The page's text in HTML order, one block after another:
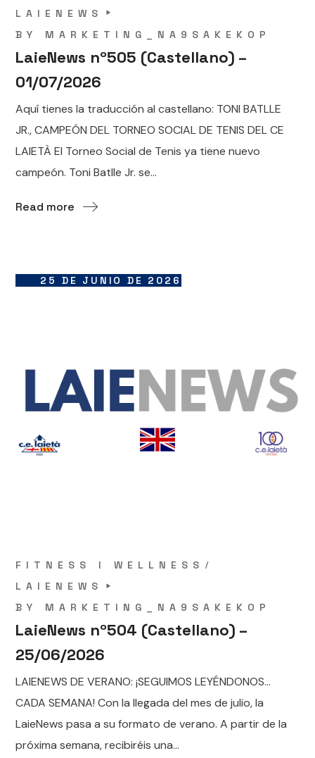
LAIENEWS
BY MARKETING_NA9SAKEKOP
LaieNews nº505 (Castellano) –
01/07/2026
Aquí tienes la traducción al castellano: TONI BATLLE
JR., CAMPEÓN DEL TORNEO SOCIAL DE TENIS DEL CE
LAIETÀ El Torneo Social de Tenis ya tiene nuevo
campeón. Toni Batlle Jr. se...
Read more
25 DE JUNIO DE 2026
FITNESS I WELLNESS
LAIENEWS
BY MARKETING_NA9SAKEKOP
LaieNews nº504 (Castellano) –
25/06/2026
LAIENEWS DE VERANO: ¡SEGUIMOS LEYÉNDONOS…
CADA SEMANA! Con la llegada del mes de julio, la
LaieNews pasa a su formato de verano. A partir de la
próxima semana, recibiréis una...